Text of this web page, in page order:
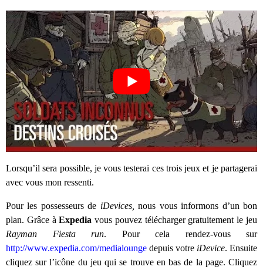
Lorsqu’il sera possible, je vous testerai ces trois jeux et je partagerai
avec vous mon ressenti.
Pour les possesseurs de iDevices,nous vous informons d’un bon
plan. Grâce àExpediavous pouvez télécharger gratuitement le jeu
Rayman Fiesta run. Pour cela rendez-vous sur
http://www.expedia.com/medialounge depuis votre iDevice. Ensuite
cliquez sur l’icône du jeu qui se trouve en bas de la page. Cliquez